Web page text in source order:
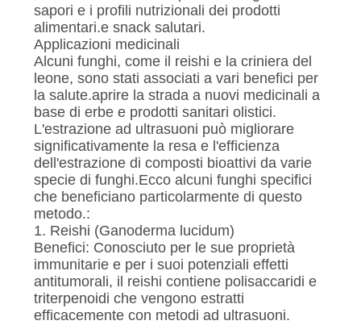
sapori e i profili nutrizionali dei prodotti
alimentari.e snack salutari.
Applicazioni medicinali
Alcuni funghi, come il reishi e la criniera del
leone, sono stati associati a vari benefici per
la salute.aprire la strada a nuovi medicinali a
base di erbe e prodotti sanitari olistici.
L'estrazione ad ultrasuoni può migliorare
significativamente la resa e l'efficienza
dell'estrazione di composti bioattivi da varie
specie di funghi.Ecco alcuni funghi specifici
che beneficiano particolarmente di questo
metodo.:
1. Reishi (Ganoderma lucidum)
Benefici: Conosciuto per le sue proprietà
immunitarie e per i suoi potenziali effetti
antitumorali, il reishi contiene polisaccaridi e
triterpenoidi che vengono estratti
efficacemente con metodi ad ultrasuoni.